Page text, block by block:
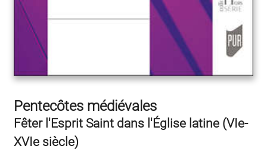
Pentecôtes médiévales
Fêter l'Esprit Saint dans l'Église latine (VIe-
XVIe siècle)